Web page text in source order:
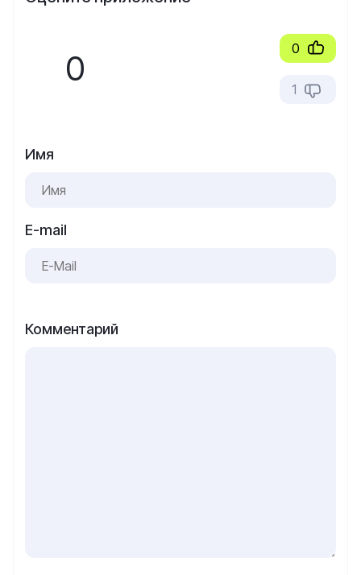
0 0
1
Имя
E-mail
Комментарий